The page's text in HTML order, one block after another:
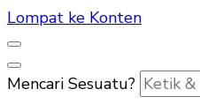
Lompat ke Konten
Mencari Sesuatu?